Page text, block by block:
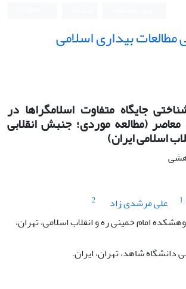
بیداری اسلامی
جایگاه متفاوت اسلامگرا‌ها در
(مطالعه موردی؛ جنبش انقلابی
1 علی مرشدی زاد
2
امام خمینی ره و انقلاب اسلامی، تهران،
دانشگاه شاهد، تهران، ایران.